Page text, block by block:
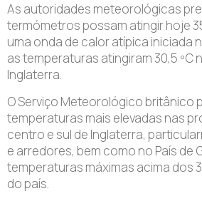
As autoridades meteorológicas
termómetros possam atingir hoje
uma onda de calor atípica iniciada
as temperaturas atingiram 30,5 ºC
Inglaterra.
O Serviço Meteorológico britânico
temperaturas mais elevadas nas
centro e sul de Inglaterra,
e arredores, bem como no País de
temperaturas máximas acima dos
do país.